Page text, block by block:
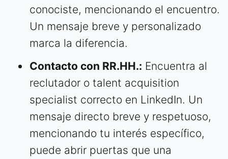
conociste, mencionando el encuentro.
Un mensaje breve y personalizado
marca la diferencia.
Contacto con RR.HH.: Encuentra al
reclutador o talent acquisition
specialist correcto en LinkedIn. Un
mensaje directo breve y respetuoso,
mencionando tu interés específico,
puede abrir puertas que una